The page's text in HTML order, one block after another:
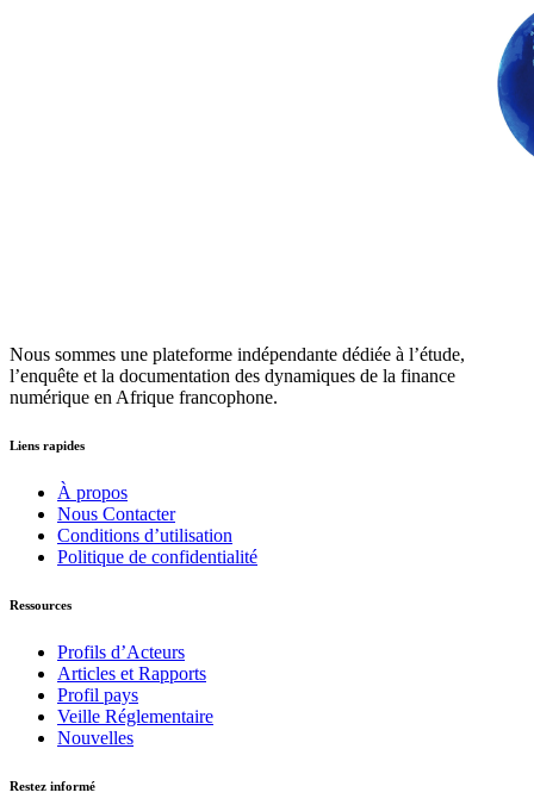
Nous sommes une plateforme indépendante dédiée à l’étude,
l’enquête et la documentation des dynamiques de la finance
numérique en Afrique francophone.
Liens rapides
À propos
Nous Contacter
Conditions d’utilisation
Politique de confidentialité
Ressources
Profils d’Acteurs
Articles et Rapports
Profil pays
Veille Réglementaire
Nouvelles
Restez informé